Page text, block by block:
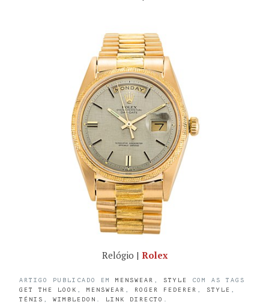
Relógio | Rolex
ARTIGO PUBLICADO EM MENSWEAR , STYLE
COM AS TAGS
GET THE LOOK , MENSWEAR , ROGER FEDERER , STYLE ,
TÉNIS , WIMBLEDON . LINK DIRECTO .